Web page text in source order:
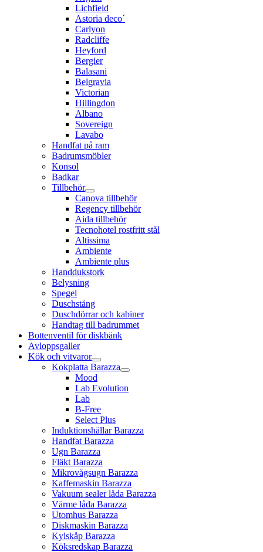
Lichfield
Astoria deco´
Carlyon
Radcliffe
Heyford
Bergier
Balasani
Belgravia
Victorian
Hillingdon
Albano
Sovereign
Lavabo
Handfat på ram
Badrumsmöbler
Konsol
Badkar
Tillbehör
Canova tillbehör
Regency tillbehör
Aida tillbehör
Tecnohotel rostfritt stål
Altissima
Ambiente
Ambiente plus
Handdukstork
Belysning
Spegel
Duschstång
Duschdörrar och kabiner
Handtag till badrummet
Bottenventil för diskbänk
Avloppsgaller
Kök och vitvaror
Kokplatta Barazza
Mood
Lab Evolution
Lab
B-Free
Select Plus
Induktionshällar Barazza
Handfat Barazza
Ugn Barazza
Fläkt Barazza
Mikrovågsugn Barazza
Kaffemaskin Barazza
Vakuum sealer låda Barazza
Värme låda Barazza
Utomhus Barazza
Diskmaskin Barazza
Kylskåp Barazza
Köksredskap Barazza